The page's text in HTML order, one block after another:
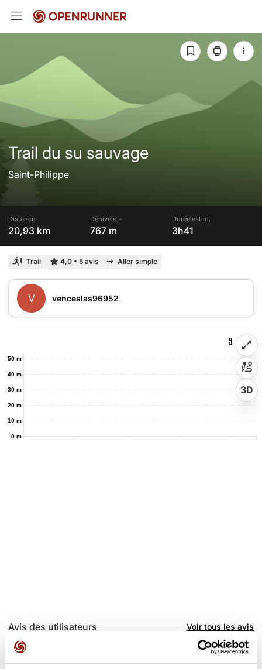
Trail du su sauvage
Saint-Philippe
Distance
20,93 km
Dénivelé +
767 m
Durée estim.
3h41
Trail 4,0 • 5 avis Aller simple
V venceslas96952
0 m
10 m
20 m
30 m
40 m
50 m
3D
Avis des utilisateurs Voir tous les avis
4,0